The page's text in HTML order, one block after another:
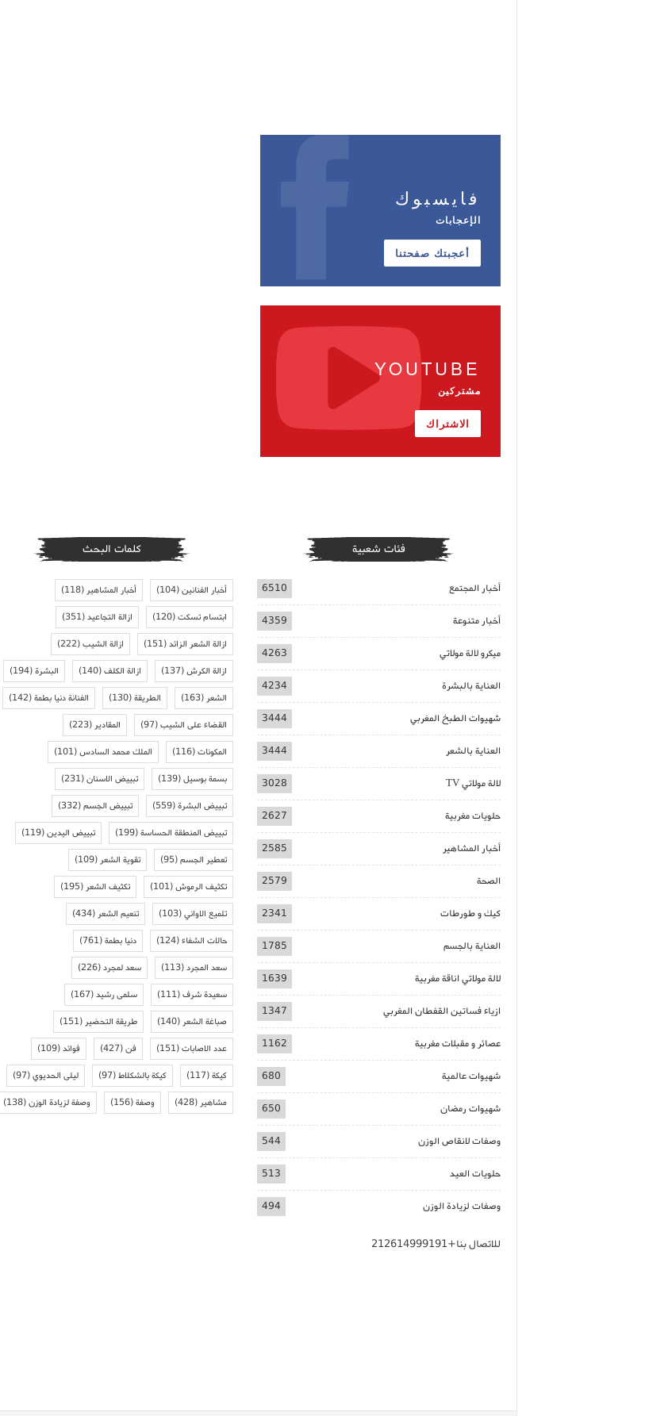
فايسبوك
الإعجابات
أعجبتك صفحتنا
YOUTUBE
مشتركين
الاشتراك
فئات شعبية
أخبار المجتمع 6510
أخبار متنوعة 4359
ميكرو لالة مولاتي 4263
العناية بالبشرة 4234
شهيوات الطبخ المغربي 3444
العناية بالشعر 3444
لالة مولاتي TV 3028
حلويات مغربية 2627
أخبار المشاهير 2585
الصحة 2579
كيك و طورطات 2341
العناية بالجسم 1785
لالة مولاتي اناقة مغربية 1639
ازياء فساتين القفطان المغربي 1347
عصائر و مقبلات مغربية 1162
شهيوات عالمية 680
شهيوات رمضان 650
وصفات لانقاص الوزن 544
حلويات العيد 513
وصفات لزيادة الوزن 494
للاتصال بنا+212614999191
كلمات البحث
أخبار الفنانين(104) أخبار المشاهير(118)
ابتسام تسكت(120) ازالة التجاعيد(351)
ازالة الشعر الزائد(151) ازالة الشيب(222)
ازالة الكرش(137) ازالة الكلف(140) البشرة(194)
الشعر(163) الطريقة(130) الفنانة دنيا بطمة(142)
القضاء على الشيب(97) المقادير(223)
المكونات(116) الملك محمد السادس(101)
بسمة بوسيل(139) تبييض الاسنان(231)
تبييض البشرة(559) تبييض الجسم(332)
تبييض المنطقة الحساسة(199) تبييض اليدين(119)
تعطير الجسم(95) تقوية الشعر(109)
تكثيف الرموش(101) تكثيف الشعر(195)
تلميع الاواني(103) تنعيم الشعر(434)
حالات الشفاء(124) دنيا بطمة(761)
سعد المجرد(113) سعد لمجرد(226)
سعيدة شرف(111) سلمى رشيد(167)
صباغة الشعر(140) طريقة التحضير(151)
عدد الاصابات(151) فن(427) فوائد(109)
كيكة(117) كيكة بالشكلاط(97) ليلى الحديوي(97)
مشاهير(428) وصفة(156) وصفة لزيادة الوزن(138)